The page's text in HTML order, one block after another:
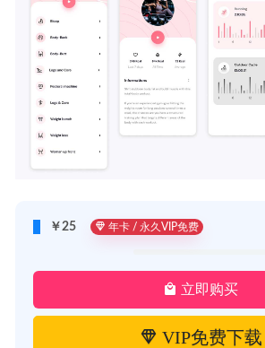
￥25 年卡 / 永久VIP免费
立即购买
VIP免费下载